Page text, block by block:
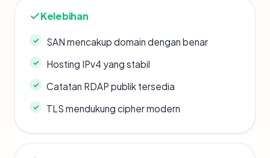
Kelebihan
SAN mencakup domain dengan benar
Hosting IPv4 yang stabil
Catatan RDAP publik tersedia
TLS mendukung cipher modern